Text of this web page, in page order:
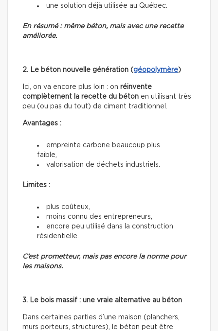
une solution déjà utilisée au Québec.
En résumé : même béton, mais avec une recette
améliorée.
2. Le béton nouvelle génération (géopolymère)
Ici, on va encore plus loin : on réinvente
complètement la recette du béton en utilisant très
peu (ou pas du tout) de ciment traditionnel.
Avantages :
empreinte carbone beaucoup plus
faible,
valorisation de déchets industriels.
Limites :
plus coûteux,
moins connu des entrepreneurs,
encore peu utilisé dans la construction
résidentielle.
C’est prometteur, mais pas encore la norme pour
les maisons.
3. Le bois massif : une vraie alternative au béton
Dans certaines parties d’une maison (planchers,
murs porteurs, structures), le béton peut être